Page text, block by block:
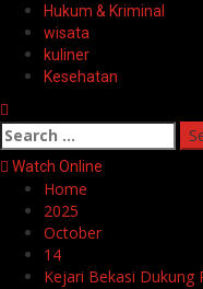
Hukum & Kriminal
wisata
kuliner
Kesehatan
Search
for:
Watch Online
Home
2025
October
14
Kejari Bekasi Dukung